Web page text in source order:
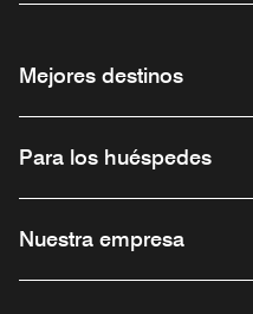
Mejores destinos
Para los huéspedes
Nuestra empresa